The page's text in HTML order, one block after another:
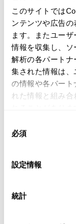
このサイトでは
ンテンツや広告
ます。またユー
情報を収集し、ソ
解析の各パートナ
集された情報は
の情報や各パート
れた情報と組み合
必須
設定情報
統計
ISSEY
BAO BAO
バオバオ イッ
HOMME
オムプリッセ
ISSEY
イッセイミヤ
カテゴリ
この商品について
店頭試着については 店